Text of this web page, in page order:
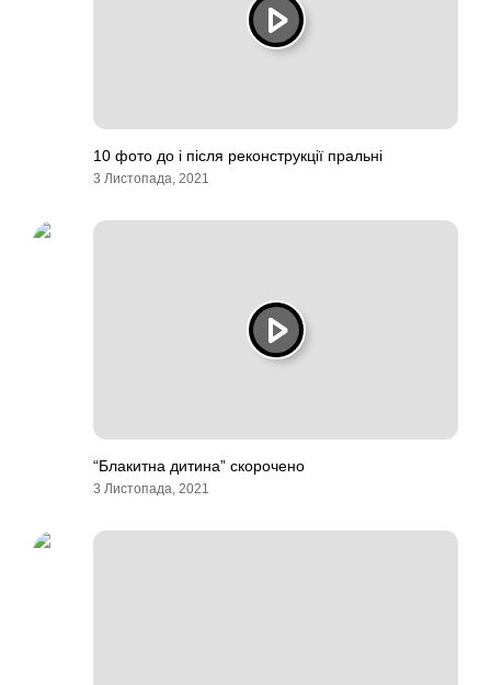
10 фото до і після реконструкції пральні
3 Листопада, 2021
“Блакитна дитина” скорочено
3 Листопада, 2021